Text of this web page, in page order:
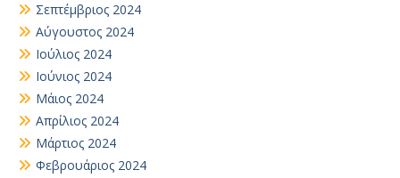
Σεπτέμβριος 2024
Αύγουστος 2024
Ιούλιος 2024
Ιούνιος 2024
Μάιος 2024
Απρίλιος 2024
Μάρτιος 2024
Φεβρουάριος 2024